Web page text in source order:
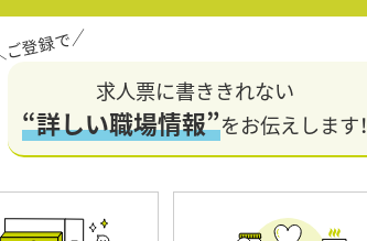
求人票に書ききれない
“詳しい職場情報”をお伝えします！